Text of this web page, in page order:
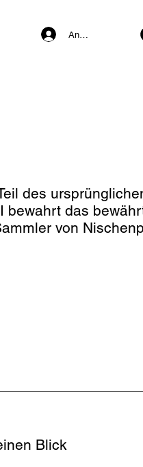
Anmelden
des
bewahrt das
von
Blick